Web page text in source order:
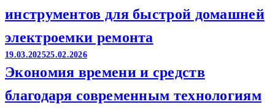
инструментов для быстрой домашней
электроемки ремонта
19.03.202525.02.2026
Экономия времени и средств
благодаря современным технологиям